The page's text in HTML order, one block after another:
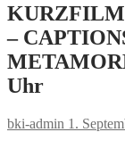
–
Uhr
bki-admin 1.